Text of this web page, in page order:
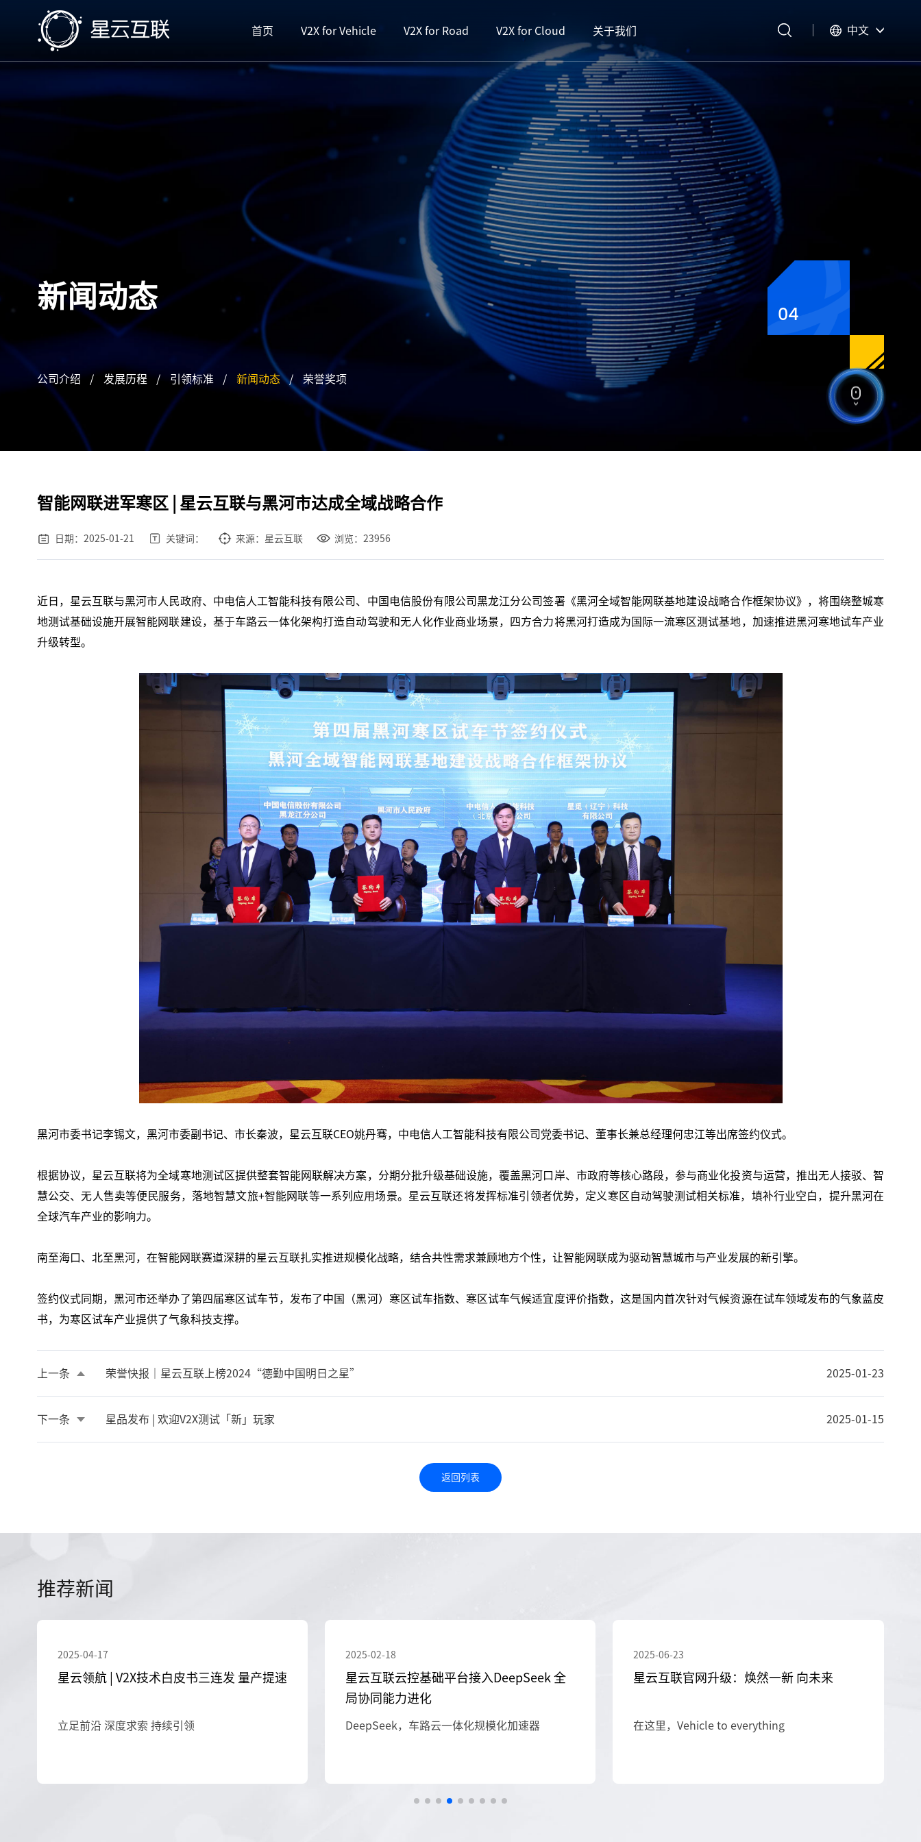
中文
首页 V2X for Vehicle V2X for Road V2X for Cloud 关于我们
新闻动态
公司介绍 / 发展历程 / 引领标准 / 新闻动态 / 荣誉奖项
04
智能网联进军寒区 | 星云互联与黑河市达成全域战略合作
日期：2025-01-21 关键词： 来源：星云互联 浏览：23956
近日，星云互联与黑河市人民政府、中电信人工智能科技有限公司、中国电信股份有限公司黑龙江分公司签署《黑河全域智能网联基地建设战略合作框架协议》，将围绕整城寒
地测试基础设施开展智能网联建设，基于车路云一体化架构打造自动驾驶和无人化作业商业场景，四方合力将黑河打造成为国际一流寒区测试基地，加速推进黑河寒地试车产业
升级转型。
黑河市委书记李锡文，黑河市委副书记、市长秦波，星云互联CEO姚丹骞，中电信人工智能科技有限公司党委书记、董事长兼总经理何忠江等出席签约仪式。
根据协议，星云互联将为全域寒地测试区提供整套智能网联解决方案，分期分批升级基础设施，覆盖黑河口岸、市政府等核心路段，参与商业化投资与运营，推出无人接驳、智
慧公交、无人售卖等便民服务，落地智慧文旅+智能网联等一系列应用场景。星云互联还将发挥标准引领者优势，定义寒区自动驾驶测试相关标准，填补行业空白，提升黑河在
全球汽车产业的影响力。
南至海口、北至黑河，在智能网联赛道深耕的星云互联扎实推进规模化战略，结合共性需求兼顾地方个性，让智能网联成为驱动智慧城市与产业发展的新引擎。
签约仪式同期，黑河市还举办了第四届寒区试车节，发布了中国（黑河）寒区试车指数、寒区试车气候适宜度评价指数，这是国内首次针对气候资源在试车领域发布的气象蓝皮
书，为寒区试车产业提供了气象科技支撑。
上一条 荣誉快报｜星云互联上榜2024“德勤中国明日之星” 2025-01-23
下一条 星品发布 | 欢迎V2X测试「新」玩家 2025-01-15
返回列表
推荐新闻
2025-04-17
星云领航 | V2X技术白皮书三连发 量产提速
立足前沿 深度求索 持续引领
2025-02-18
星云互联云控基础平台接入DeepSeek 全
局协同能力进化
DeepSeek，车路云一体化规模化加速器
2025-06-23
星云互联官网升级：焕然一新 向未来
在这里，Vehicle to everything